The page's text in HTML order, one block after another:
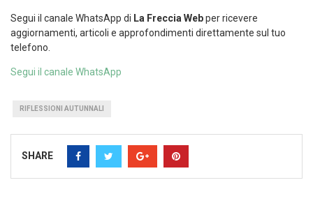
Segui il canale WhatsApp di La Freccia Webper ricevere
aggiornamenti, articoli e approfondimenti direttamente sul tuo
telefono.
Segui il canale WhatsApp
RIFLESSIONI AUTUNNALI
SHARE